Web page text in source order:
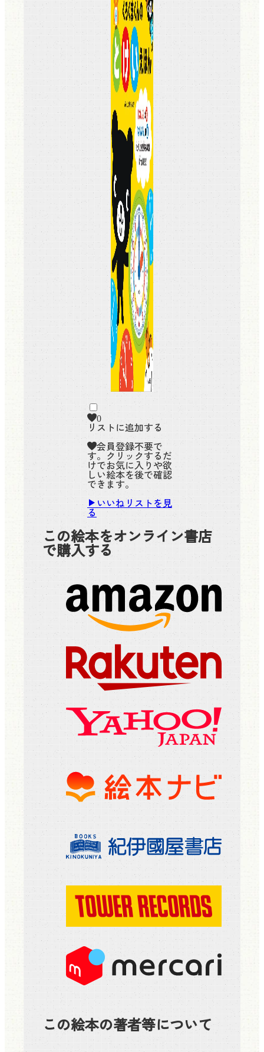
0
リストに追加する
会員登録不要で
す。クリックするだ
けでお気に入りや欲
しい絵本を後で確認
できます。
いいねリストを見
る
この絵本をオンライン書店
で購入する
この絵本の著者等について